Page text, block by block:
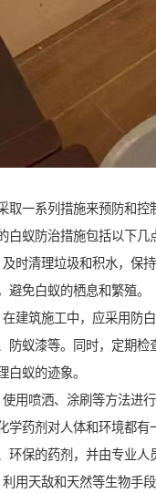
取一系列措施来预防和控
白蚁防治措施包括以下几
时清理垃圾和积水，保
避免白蚁的栖息和繁殖。
建筑施工中，应采用防
防蚁漆等。同时，定期检
白蚁的迹象。
用喷洒、涂刷等方法进
学药剂对人体和环境都有
环保的药剂，并由专业人
用天敌和天然等生物手